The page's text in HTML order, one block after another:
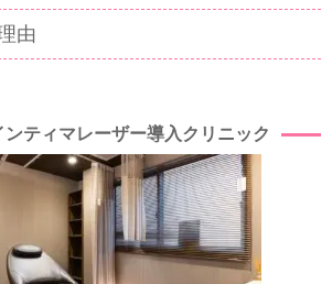
由
ティマレーザー導入クリニック